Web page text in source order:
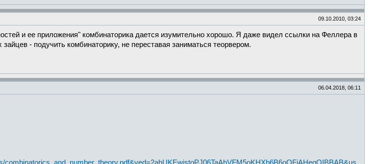
09.10.2010, 03:24
и ее приложения" комбинаторика дается изумительно хорошо. Я даже видел ссылки на Феллера в
- подучить комбинаторику, не переставая заниматься теорвером.
06.04.2018, 06:11